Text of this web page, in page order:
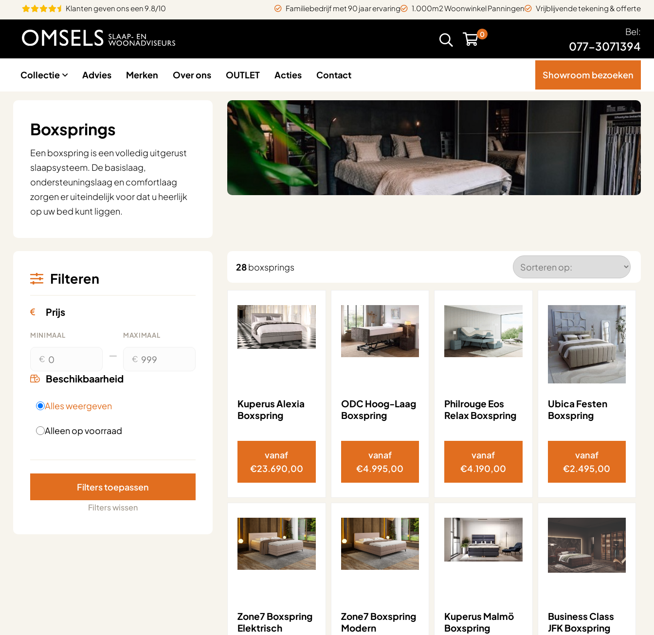
Klanten geven ons een 9.8/10 Vrijblijvende tekening & offerte
1.000m2 Woonwinkel Panningen
Familiebedrijf met 90 jaar ervaring
0 Bel:
077-3071394
Collectie Advies Merken Over ons OUTLET Acties Contact Showroom bezoeken
Boxsprings
Een boxspring is een volledig uitgerust
slaapsysteem. De basislaag,
ondersteuningslaag en comfortlaag
zorgen er uiteindelijk voor dat u heerlijk
op uw bed kunt liggen.
Filteren
Prijs
MINIMAAL
€
MAXIMAAL
€
Beschikbaarheid
Alles weergeven
Alleen op voorraad
Filters toepassen
Filters wissen
28boxsprings
Kuperus Alexia
Boxspring
vanaf
€23.690,00
ODC Hoog-Laag
Boxspring
vanaf
€4.995,00
Philrouge Eos
Relax Boxspring
vanaf
€4.190,00
Ubica Festen
Boxspring
vanaf
€2.495,00
Zone7 Boxspring
Elektrisch
Zone7 Boxspring
Modern
Kuperus Malmö
Boxspring
Business Class
JFK Boxspring